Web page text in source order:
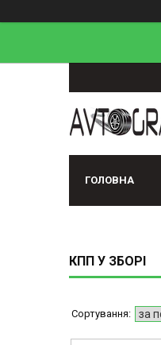
ГОЛОВНА
КПП У ЗБОРІ